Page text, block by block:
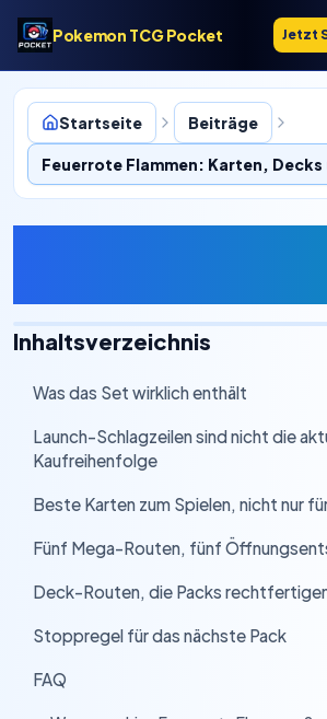
Pokemon TCG Pocket Jetzt
Startseite Beiträge
Feuerrote Flammen: Karten,
Feuerrote
Inhaltsverzeichnis
Was das Set wirklich enthält
Launch-Schlagzeilen sind nicht die
Kaufreihenfolge
Beste Karten zum Spielen, nicht nur
Fünf Mega-Routen, fünf
Deck-Routen, die Packs
Stoppregel für das nächste Pack
FAQ